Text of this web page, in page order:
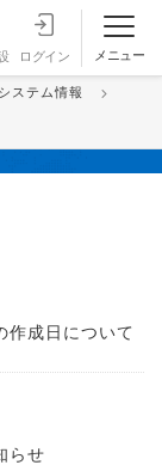
ログイン メニュー
情報
ステム情報
作成日について
らせ